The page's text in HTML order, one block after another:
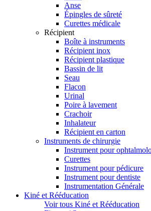
Anse
Épingles de sûreté
Curettes médicale
Récipient
Boîte à instruments
Récipient inox
Récipient plastique
Bassin de lit
Seau
Flacon
Urinal
Poire à lavement
Crachoir
Inhalateur
Récipient en carton
Instruments de chirurgie
Instrument pour
Curettes
Instrument pour pédicure
Instrument pour dentiste
Instrumentation Générale
Kiné et Rééducation
Voir tous Kiné et Rééducation